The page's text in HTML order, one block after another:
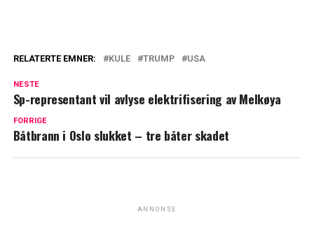
RELATERTE EMNER: KULE TRUMP USA
NESTE
Sp-representant vil avlyse elektrifisering av Melkøya
FORRIGE
Båtbrann i Oslo slukket – tre båter skadet
ANNONSE